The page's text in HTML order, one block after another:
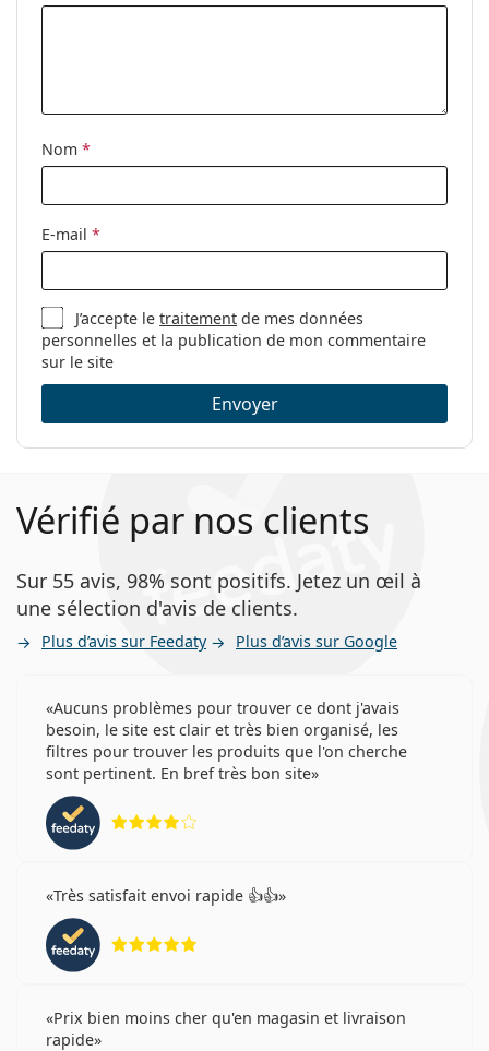
Nom *
E-mail *
J’accepte letraitement de mes données
personnelles et la publication de mon commentaire
sur le site
Envoyer
Vérifié par nos clients
Sur 55 avis, 98% sont positifs. Jetez un œil à
une sélection d'avis de clients.
Plus d’avis sur Feedaty Plus d’avis sur Google
Aucuns problèmes pour trouver ce dont j'avais
besoin, le site est clair et très bien organisé, les
filtres pour trouver les produits que l'on cherche
sont pertinent. En bref très bon site
Très satisfait envoi rapide 👍👍
Prix bien moins cher qu'en magasin et livraison
rapide